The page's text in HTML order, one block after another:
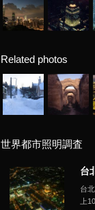
Related photos
世界都市照明調査
台
台
上